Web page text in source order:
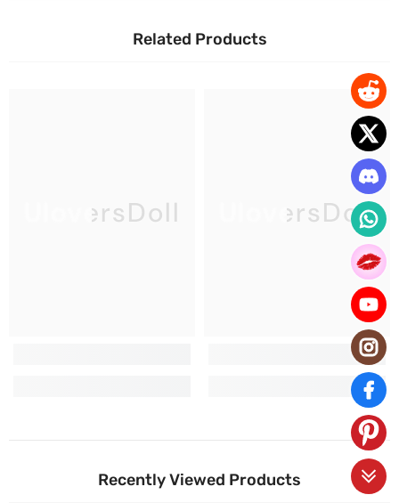
Related Products
UloversDoll UloversDoll
Recently Viewed Products